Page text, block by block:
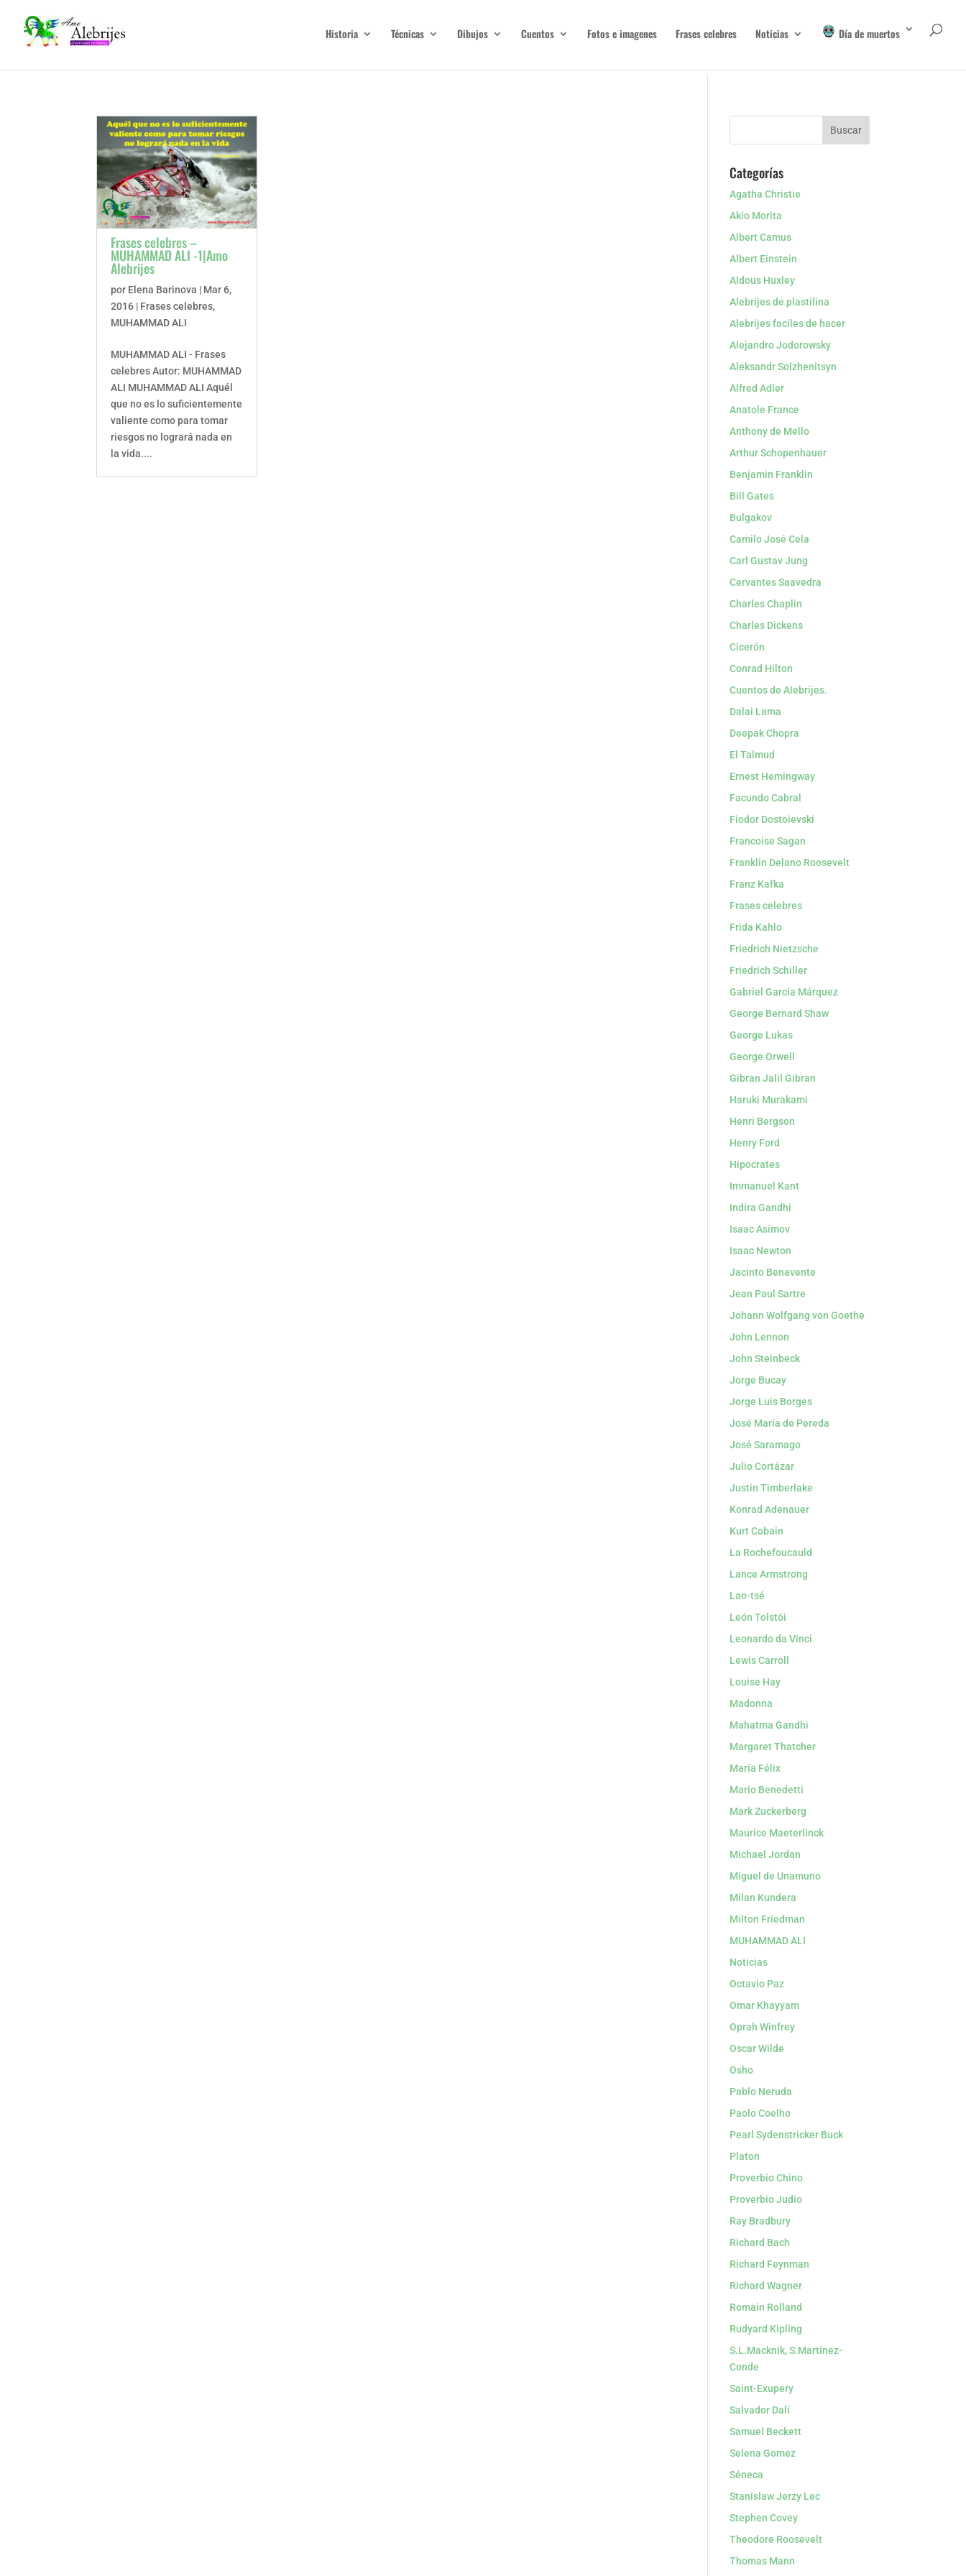
Historia Técnicas Dibujos Cuentos Fotos e imagenes Frases celebres Noticias Día de muertos
Frases celebres –
MUHAMMAD ALI -1|Amo
Alebrijes
por Elena Barinova | Mar 6,
2016 | Frases celebres,
MUHAMMAD ALI
MUHAMMAD ALI - Frases
celebres Autor: MUHAMMAD
ALI MUHAMMAD ALI Aquél
que no es lo suficientemente
valiente como para tomar
riesgos no logrará nada en
la vida....
Categorías
Agatha Christie
Akio Morita
Albert Camus
Albert Einstein
Aldous Huxley
Alebrijes de plastilina
Alebrijes faciles de hacer
Alejandro Jodorowsky
Aleksandr Solzhenitsyn
Alfred Adler
Anatole France
Anthony de Mello
Arthur Schopenhauer
Benjamin Franklin
Bill Gates
Bulgakov
Camilo José Cela
Carl Gustav Jung
Cervantes Saavedra
Charles Chaplin
Charles Dickens
Cicerón
Conrad Hilton
Cuentos de Alebrijes.
Dalai Lama
Deepak Chopra
El Talmud
Ernest Hemingway
Facundo Cabral
Fiodor Dostoievski
Francoise Sagan
Franklin Delano Roosevelt
Franz Kafka
Frases celebres
Frida Kahlo
Friedrich Nietzsche
Friedrich Schiller
Gabriel García Márquez
George Bernard Shaw
George Lukas
George Orwell
Gibran Jalil Gibran
Haruki Murakami
Henri Bergson
Henry Ford
Hipocrates
Immanuel Kant
Indira Gandhi
Isaac Asimov
Isaac Newton
Jacinto Benavente
Jean Paul Sartre
Johann Wolfgang von Goethe
John Lennon
John Steinbeck
Jorge Bucay
Jorge Luis Borges
José María de Pereda
José Saramago
Julio Cortázar
Justin Timberlake
Konrad Adenauer
Kurt Cobain
La Rochefoucauld
Lance Armstrong
Lao-tsé
León Tolstói
Leonardo da Vinci
Lewis Carroll
Louise Hay
Madonna
Mahatma Gandhi
Margaret Thatcher
María Félix
Mario Benedetti
Mark Zuckerberg
Maurice Maeterlinck
Michael Jordan
Miguel de Unamuno
Milan Kundera
Milton Friedman
MUHAMMAD ALI
Noticias
Octavio Paz
Omar Khayyam
Oprah Winfrey
Oscar Wilde
Osho
Pablo Neruda
Paolo Coelho
Pearl Sydenstricker Buck
Platon
Proverbio Chino
Proverbio Judio
Ray Bradbury
Richard Bach
Richard Feynman
Richard Wagner
Romain Rolland
Rudyard Kipling
S.L.Macknik, S.Martínez-
Conde
Saint-Exupery
Salvador Dalí
Samuel Beckett
Selena Gomez
Séneca
Stanislaw Jerzy Lec
Stephen Covey
Theodore Roosevelt
Thomas Mann